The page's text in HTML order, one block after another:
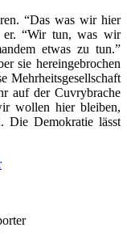
“Das was wir hier
er. “Wir tun, was wir
etwas zu tun.”
sie hereingebrochen
Mehrheitsgesellschaft
auf der Cuvrybrache
wollen hier bleiben,
Die Demokratie lässt